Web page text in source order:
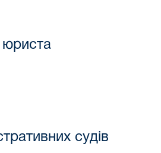
юриста
судів